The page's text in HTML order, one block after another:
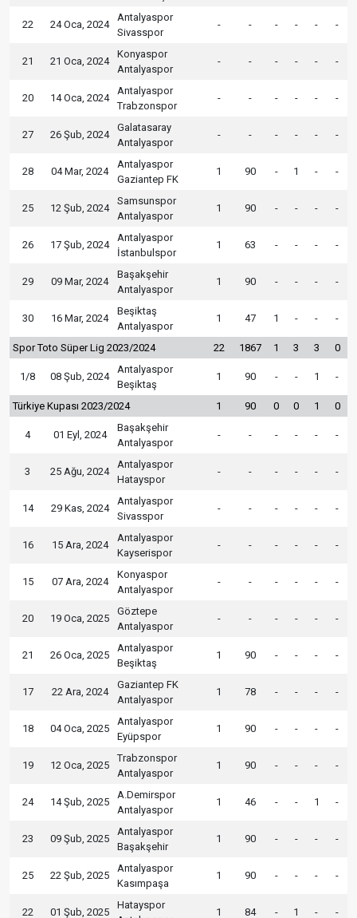
22 24 Oca, 2024
Antalyaspor
Sivasspor
- - - - - -
21 21 Oca, 2024
Konyaspor
Antalyaspor
- - - - - -
20 14 Oca, 2024
Antalyaspor
Trabzonspor
- - - - - -
27 26 Şub, 2024
Galatasaray
Antalyaspor
- - - - - -
28 04 Mar, 2024
Antalyaspor
Gaziantep FK
1 90 - 1 - -
25 12 Şub, 2024
Samsunspor
Antalyaspor
1 90 - - - -
26 17 Şub, 2024
Antalyaspor
İstanbulspor
1 63 - - - -
29 09 Mar, 2024
Başakşehir
Antalyaspor
1 90 - - - -
30 16 Mar, 2024
Beşiktaş
Antalyaspor
1 47 1 - - -
Spor Toto Süper Lig 2023/2024 22 1867 1 3 3 0
1/8 08 Şub, 2024
Antalyaspor
Beşiktaş
1 90 - - 1 -
Türkiye Kupası 2023/2024 1 90 0 0 1 0
4 01 Eyl, 2024
Başakşehir
Antalyaspor
- - - - - -
3 25 Ağu, 2024
Antalyaspor
Hatayspor
- - - - - -
14 29 Kas, 2024
Antalyaspor
Sivasspor
- - - - - -
16 15 Ara, 2024
Antalyaspor
Kayserispor
- - - - - -
15 07 Ara, 2024
Konyaspor
Antalyaspor
- - - - - -
20 19 Oca, 2025
Göztepe
Antalyaspor
- - - - - -
21 26 Oca, 2025
Antalyaspor
Beşiktaş
1 90 - - - -
17 22 Ara, 2024
Gaziantep FK
Antalyaspor
1 78 - - - -
18 04 Oca, 2025
Antalyaspor
Eyüpspor
1 90 - - - -
19 12 Oca, 2025
Trabzonspor
Antalyaspor
1 90 - - - -
24 14 Şub, 2025
A.Demirspor
Antalyaspor
1 46 - - 1 -
23 09 Şub, 2025
Antalyaspor
Başakşehir
1 90 - - - -
25 22 Şub, 2025
Antalyaspor
Kasımpaşa
1 90 - - - -
22 01 Şub, 2025
Hatayspor
1 84 - 1 - -